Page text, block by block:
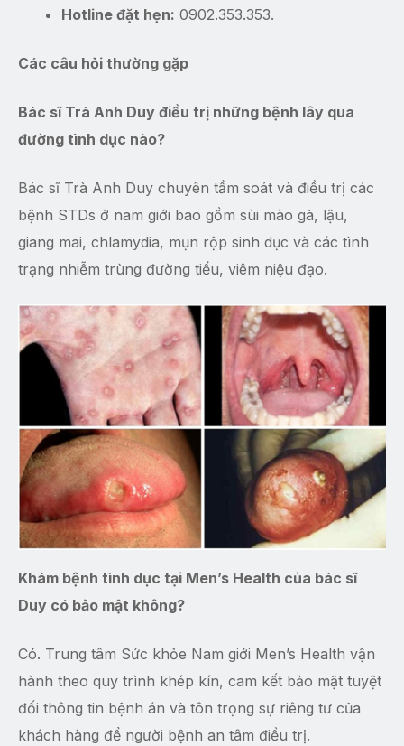
Hotline đặt hẹn: 0902.353.353.
Các câu hỏi thường gặp
Bác sĩ Trà Anh Duy điều trị những bệnh lây qua
đường tình dục nào?
Bác sĩ Trà Anh Duy chuyên tầm soát và điều trị các
bệnh STDs ở nam giới bao gồm sùi mào gà, lậu,
giang mai, chlamydia, mụn rộp sinh dục và các tình
trạng nhiễm trùng đường tiểu, viêm niệu đạo.
Khám bệnh tình dục tại Men’s Health của bác sĩ
Duy có bảo mật không?
Có. Trung tâm Sức khỏe Nam giới Men’s Health vận
hành theo quy trình khép kín, cam kết bảo mật tuyệt
đối thông tin bệnh án và tôn trọng sự riêng tư của
khách hàng để người bệnh an tâm điều trị.